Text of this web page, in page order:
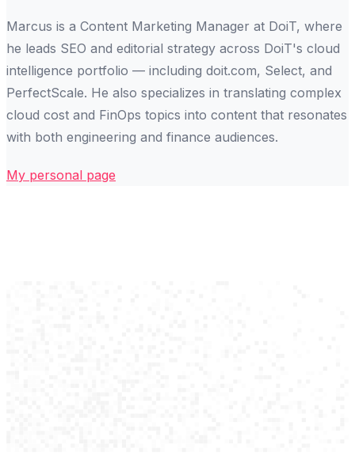
Marcus is a Content Marketing Manager at DoiT, where
he leads SEO and editorial strategy across DoiT's cloud
intelligence portfolio — including doit.com, Select, and
PerfectScale. He also specializes in translating complex
cloud cost and FinOps topics into content that resonates
with both engineering and finance audiences.
My personal page